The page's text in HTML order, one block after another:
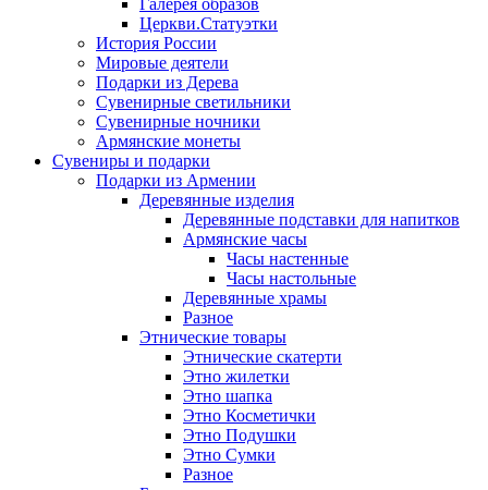
Галерея образов
Церкви.Статуэтки
История России
Мировые деятели
Подарки из Дерева
Сувенирные светильники
Сувенирные ночники
Армянские монеты
Сувениры и подарки
Подарки из Армении
Деревянные изделия
Деревянные подставки для напитков
Армянские часы
Часы настенные
Часы настольные
Деревянные храмы
Разное
Этнические товары
Этнические скатерти
Этно жилетки
Этно шапка
Этно Косметички
Этно Подушки
Этно Сумки
Разное